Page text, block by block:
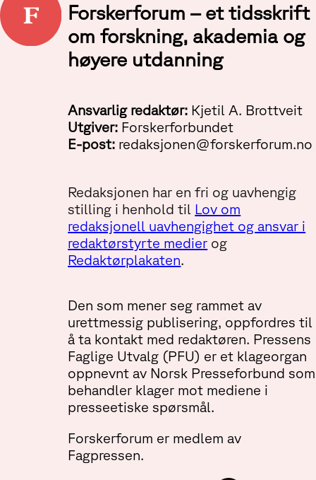
Forskerforum – et tidsskrift
om forskning, akademia og
høyere utdanning
Ansvarlig redaktør: Kjetil A. Brottveit
Utgiver: Forskerforbundet
E-post: redaksjonen@forskerforum.no
Redaksjonen har en fri og uavhengig
stilling i henhold til Lov om
redaksjonell uavhengighet og ansvar i
redaktørstyrte medier og
Redaktørplakaten.
Den som mener seg rammet av
urettmessig publisering, oppfordres til
å ta kontakt med redaktøren. Pressens
Faglige Utvalg (PFU) er et klageorgan
oppnevnt av Norsk Presseforbund som
behandler klager mot mediene i
presseetiske spørsmål.
Forskerforum er medlem av
Fagpressen.